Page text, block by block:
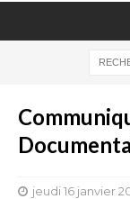
jeudi 16 janvier